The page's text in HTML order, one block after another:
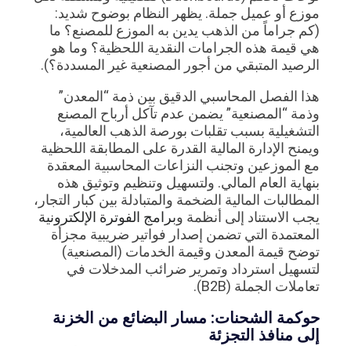
موزع أو عميل جملة. يظهر النظام بوضوح شديد:
(كم جراماً من الذهب يدين به الموزع للمصنع؟ ما
هي قيمة هذه الجرامات النقدية اللحظية؟ وما هو
الرصيد المتبقي من أجور المصنعية غير المسددة؟).
هذا الفصل المحاسبي الدقيق بين ذمة “المعدن”
وذمة “المصنعية” يضمن عدم تآكل أرباح المصنع
التشغيلية بسبب تقلبات بورصة الذهب العالمية،
ويمنح الإدارة المالية القدرة على المطابقة اللحظية
مع الموزعين وتجنب النزاعات المحاسبية المعقدة
بنهاية العام المالي. ولتسهيل وتنظيم وتوثيق هذه
المطالبات المالية الضخمة والمتبادلة بين كبار التجار،
يجب الاستناد إلى أنظمة وبرامج الفوترة الإلكترونية
المعتمدة التي تضمن إصدار فواتير ضريبية مجزأة
توضح قيمة المعدن وقيمة الخدمات (المصنعية)
لتسهيل استرداد وتمرير ضرائب المدخلات في
تعاملات الجملة (B2B).
حوكمة الشحنات: مسار البضائع من الخزنة
إلى منافذ التجزئة